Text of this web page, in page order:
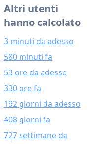
Altri utenti
hanno calcolato
3 minuti da adesso
580 minuti fa
53 ore da adesso
330 ore fa
192 giorni da adesso
408 giorni fa
727 settimane da